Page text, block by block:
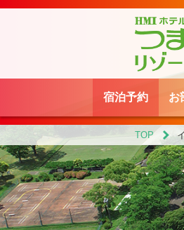
宿泊予約 お
TOP